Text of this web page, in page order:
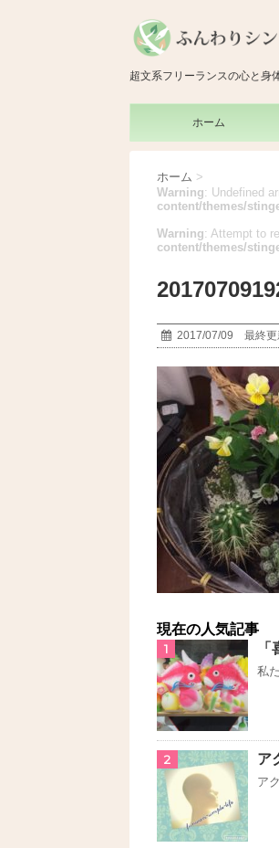
超文系フリーランスの心と身
ホーム
ホーム >
Warning: Undefined
content/themes/
Warning: Attempt to
content/themes/
2017/07/09 最終更
現在の人気記事
1
私
2 ア
ア